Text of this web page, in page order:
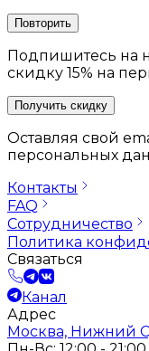
Повторить
Подпишитесь на
скидку 15% на
Получить скидку
Оставляя свой
персональных
Контакты
FAQ
Сотрудничество
Политика
Связаться
Канал
Адрес
Москва, Нижний